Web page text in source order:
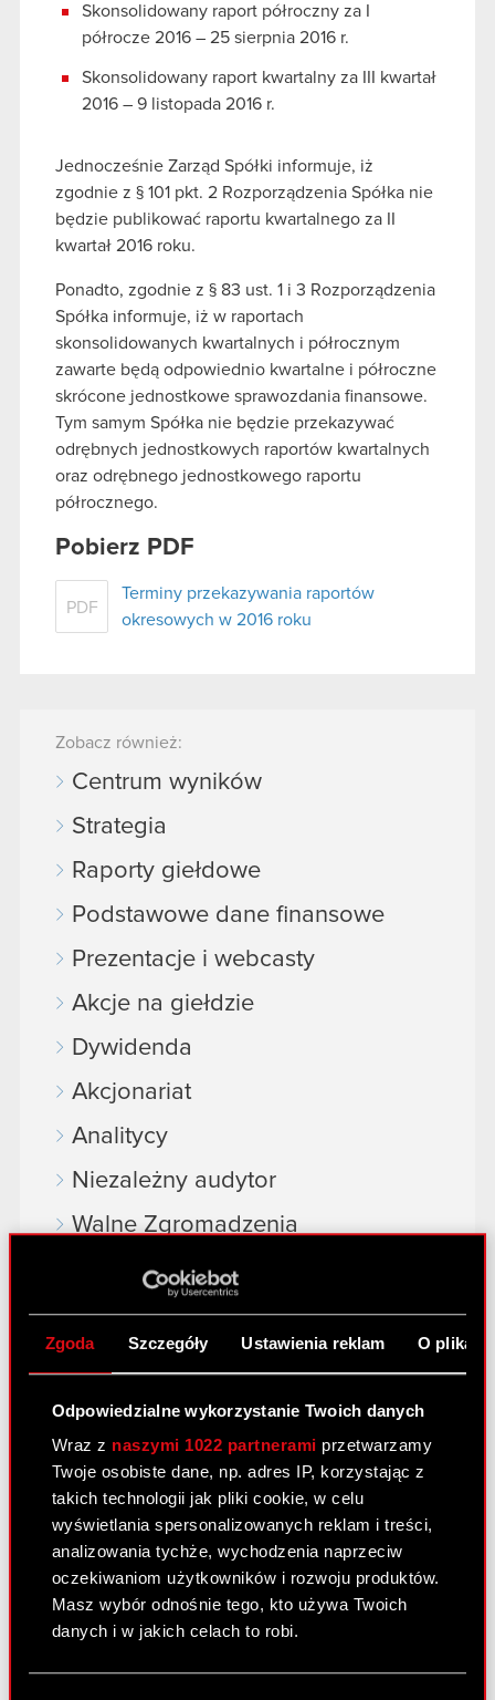
Zgoda Szczegóły Ustawienia reklam O
Odpowiedzialne wykorzystanie Twoich danych
Wraz z naszymi 1022 partnerami przetwarzamy
Twoje osobiste dane, np. adres IP, korzystając z
takich technologii jak pliki cookie, w celu
wyświetlania spersonalizowanych reklam i treści,
analizowania tychże, wychodzenia naprzeciw
oczekiwaniom użytkowników i rozwoju produktów.
Masz wybór odnośnie tego, kto używa Twoich
danych i w jakich celach to robi.
Skonsolidowany raport półroczny za I
półrocze 2016 – 25 sierpnia 2016 r.
Skonsolidowany raport kwartalny za III kwartał
2016 – 9 listopada 2016 r.
Jednocześnie Zarząd Spółki informuje, iż
zgodnie z § 101 pkt. 2 Rozporządzenia Spółka nie
będzie publikować raportu kwartalnego za II
kwartał 2016 roku.
Ponadto, zgodnie z § 83 ust. 1 i 3 Rozporządzenia
Spółka informuje, iż w raportach
skonsolidowanych kwartalnych i półrocznym
zawarte będą odpowiednio kwartalne i półroczne
skrócone jednostkowe sprawozdania finansowe.
Tym samym Spółka nie będzie przekazywać
odrębnych jednostkowych raportów kwartalnych
oraz odrębnego jednostkowego raportu
półrocznego.
Pobierz PDF
PDF
Terminy przekazywania raportów
okresowych w 2016 roku
Zobacz również:
Centrum wyników
Strategia
Raporty giełdowe
Podstawowe dane finansowe
Prezentacje i webcasty
Akcje na giełdzie
Dywidenda
Akcjonariat
Analitycy
Niezależny audytor
Walne Zgromadzenia
Wynagrodzenia członków
organów
Okresy zamknięte
Przydatne linki
Kontakt IR
Dowiedz się więcej:
thewitcher.com
cyberpunk.net